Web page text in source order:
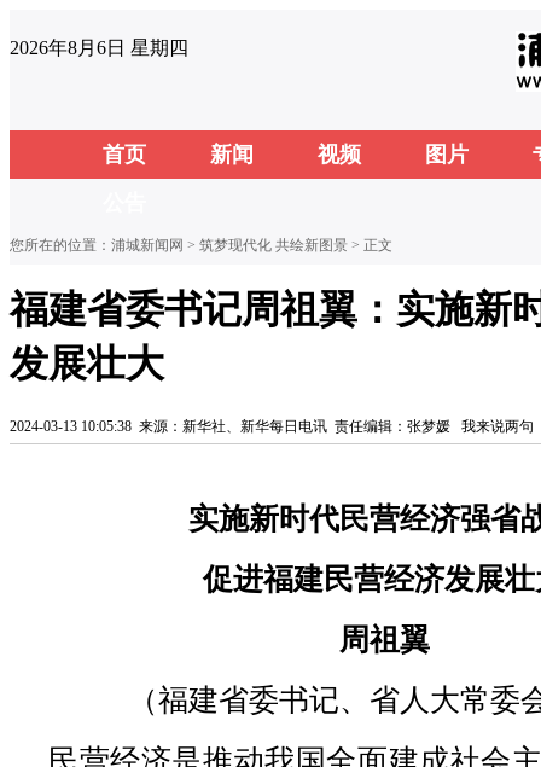
2026年8月6日 星期四
首页 新闻 视频 图片
您所在的位置： 浦城新闻网 > 筑梦现代化 共绘新图景 > 正文
福建省委书记周祖翼：实施新
发展壮大
2024-03-13 10:05:38 来源：新华社、新华每日电讯 责任编辑：张梦媛 我来说两句
实施新时代民营经济强省
促进福建民营经济发展
周祖翼
（福建省委书记、省人大常委
民营经济是推动我国全面建成社会